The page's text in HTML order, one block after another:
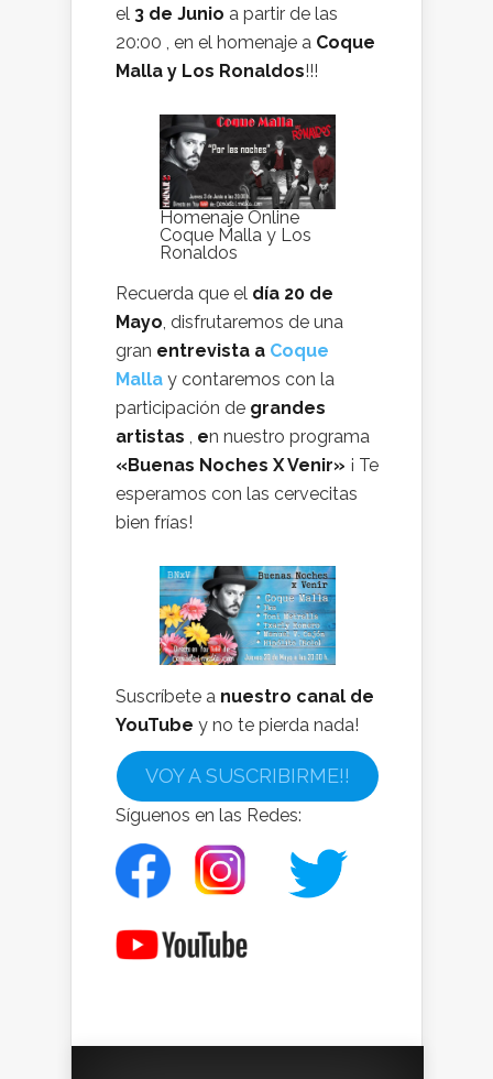
el 3 de Junio a partir de las
20:00 , en el homenaje a Coque
Malla y Los Ronaldos!!!
Homenaje Online
Coque Malla y Los
Ronaldos
Recuerda que el día 20 de
Mayo , disfrutaremos de una
gran entrevista a Coque
Malla y contaremos con la
participación de grandes
artistas
en nuestro programa
«Buenas Noches X Venir» ¡ Te
esperamos con las cervecitas
bien frías!
Suscríbete a nuestro canal de
YouTube y no te pierda nada!
VOY A SUSCRIBIRME!!
Síguenos en las Redes: